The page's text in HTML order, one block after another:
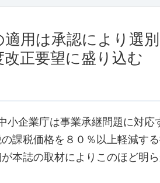
用は承認により選
正要望に盛り込む
企業庁は事業承継問題に対応
課税価格を８０％以上軽減す
本誌の取材によりこのほど明ら